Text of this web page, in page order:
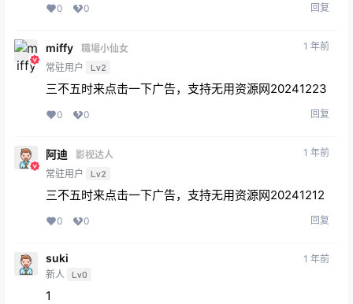
0 0 回复
miffy
職場小仙女
常驻用户
Lv2
1 年前
三不五时来点击一下广告，支持无用资源网20241223
0 0 回复
阿迪
影视达人
常驻用户
Lv2
1 年前
三不五时来点击一下广告，支持无用资源网20241212
0 0 回复
suki
新人 Lv0
1 年前
1